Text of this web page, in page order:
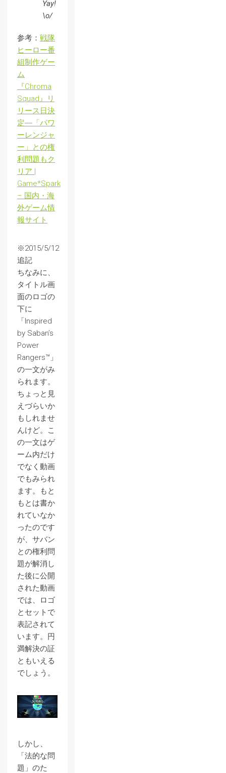
Yay!
\o/
参考： 戦隊
ヒーロー番
組制作ゲー
ム
『Chroma
Squad』リ
リース日決
定―「パワ
ーレンジャ
ー」との権
利問題もク
リア |
Game*Spark
– 国内・海
外ゲーム情
報サイト
※2015/5/12
追記
ちなみに、
タイトル画
面のロゴの
下に
「Inspired
by Saban’s
Power
Rangers™」
の一文がみ
られます。
ちょっと見
えづらいか
もしれませ
んけど。こ
の一文はゲ
ーム内だけ
でなく動画
でもみられ
ます。もと
もとは書か
れていなか
ったのです
が、サバン
との権利問
題が解消し
た後に公開
された動画
では、ロゴ
とセットで
表記されて
います。円
満解決の証
ともいえる
でしょう。
しかし、
「法的な問
題」のた